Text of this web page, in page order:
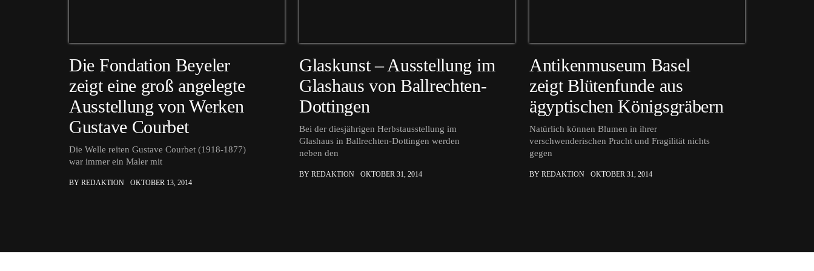
Die Fondation Beyeler
zeigt eine groß angelegte
Ausstellung von Werken
Gustave Courbet
Die Welle reiten Gustave Courbet (1918-1877)
war immer ein Maler mit
BY REDAKTION OKTOBER 13, 2014
Glaskunst – Ausstellung im
Glashaus von Ballrechten-
Dottingen
Bei der diesjährigen Herbstausstellung im
Glashaus in Ballrechten-Dottingen werden
neben den
BY REDAKTION OKTOBER 31, 2014
Antikenmuseum Basel
zeigt Blütenfunde aus
ägyptischen Königsgräbern
Natürlich können Blumen in ihrer
verschwenderischen Pracht und Fragilität nichts
gegen
BY REDAKTION OKTOBER 31, 2014